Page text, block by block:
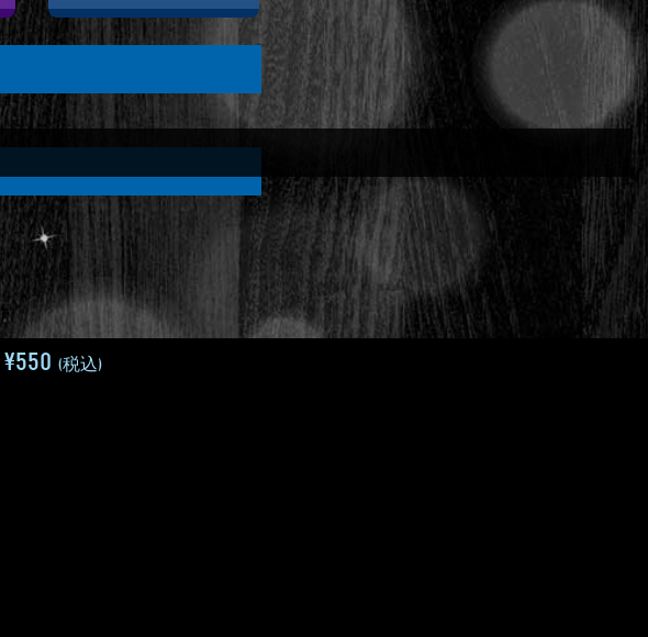
¥550 (税込)